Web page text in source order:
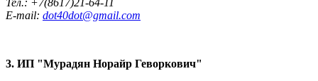
Тел.: +7(8617)21-64-11
E-mail: dot40dot@gmail.com
3. ИП "Мурадян Норайр Геворкович"